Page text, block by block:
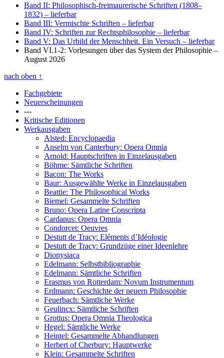
Band II: Philosophisch-freimaurerische Schriften (1808–
1832) – lieferbar
Band III: Vermischte Schriften – lieferbar
Band IV: Schriften zur Rechtsphilosophie – lieferbar
Band V: Das Urbild der Menschheit. Ein Versuch – lieferbar
Band VI.1-2: Vorlesungen über das System der Philosophie –
August 2026
nach oben ↑
Fachgebiete
Neuerscheinungen
---
Kritische Editionen
Werkausgaben
Alsted: Encyclopaedia
Anselm von Canterbury: Opera Omnia
Arnold: Hauptschriften in Einzelausgaben
Böhme: Sämtliche Schriften
Bacon: The Works
Baur: Ausgewählte Werke in Einzelausgaben
Beattie: The Philosophical Works
Biemel: Gesammelte Schriften
Bruno: Opera Latine Conscripta
Cardanus: Opera Omnia
Condorcet: Oeuvres
Destutt de Tracy: Eléments d’Idéologie
Destutt de Tracy: Grundzüge einer Ideenlehre
Dionysiaca
Edelmann: Selbstbibliographie
Edelmann: Sämtliche Schriften
Erasmus von Rotterdam: Novum Instrumentum
Erdmann: Geschichte der neuern Philosophie
Feuerbach: Sämtliche Werke
Geulincx: Sämtliche Schriften
Grotius: Opera Omnia Theologica
Hegel: Sämtliche Werke
Heintel: Gesammelte Abhandlungen
Herbert of Cherbury: Hauptwerke
Klein: Gesammelte Schriften